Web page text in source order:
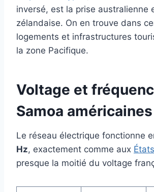
inversé, est la prise australienne
zélandaise. On en trouve dans
logements et infrastructures
la zone Pacifique.
Voltage et
Samoa américaines
Le réseau électrique fonctionne
Hz, exactement comme aux
presque la moitié du voltage